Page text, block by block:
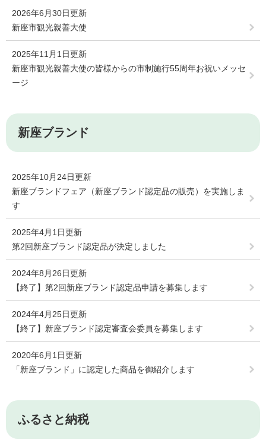
2026年6月30日更新
新座市観光親善大使
2025年11月1日更新
新座市観光親善大使の皆様からの市制施行55周年お祝いメッセ
ージ
新座ブランド
2025年10月24日更新
新座ブランドフェア（新座ブランド認定品の販売）を実施しま
す
2025年4月1日更新
第2回新座ブランド認定品が決定しました
2024年8月26日更新
【終了】第2回新座ブランド認定品申請を募集します
2024年4月25日更新
【終了】新座ブランド認定審査会委員を募集します
2020年6月1日更新
「新座ブランド」に認定した商品を御紹介します
ふるさと納税